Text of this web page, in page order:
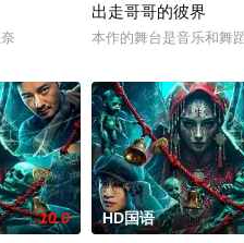
出走哥哥的彼界
本作的舞台是音乐和舞
10.0 HD国语